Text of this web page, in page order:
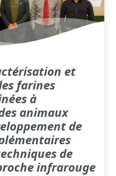
et
farines
à
animaux
de
de
infrarouge